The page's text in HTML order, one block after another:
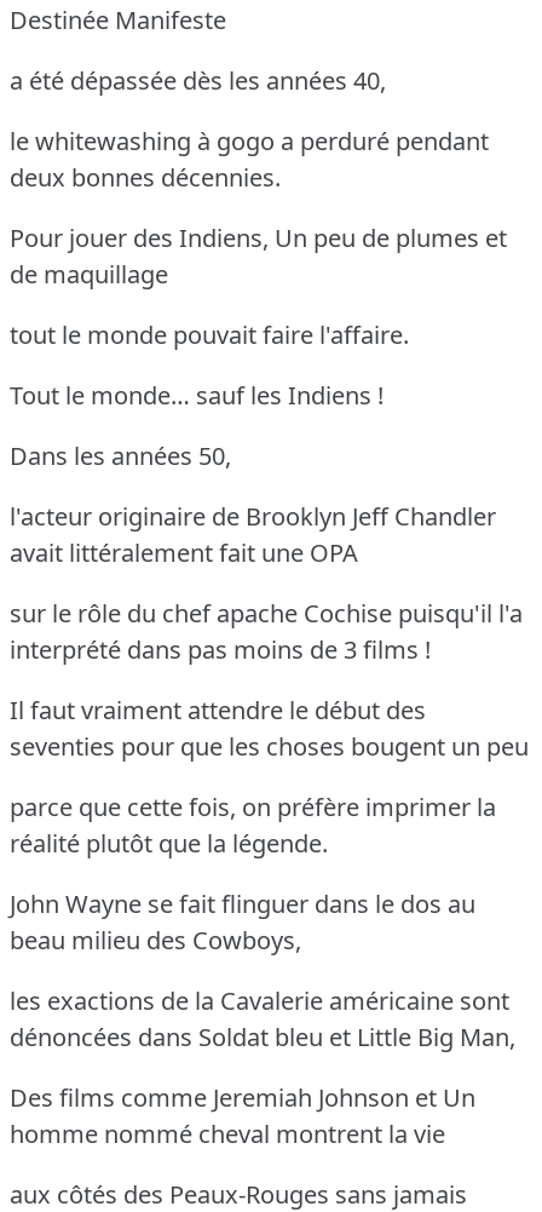
Destinée Manifeste
a été dépassée dès les années 40,
le whitewashing à gogo a perduré pendant
deux bonnes décennies.
Pour jouer des Indiens, Un peu de plumes et
de maquillage
tout le monde pouvait faire l'affaire.
Tout le monde… sauf les Indiens !
Dans les années 50,
l'acteur originaire de Brooklyn Jeff Chandler
avait littéralement fait une OPA
sur le rôle du chef apache Cochise puisqu'il l'a
interprété dans pas moins de 3 films !
Il faut vraiment attendre le début des
seventies pour que les choses bougent un peu
parce que cette fois, on préfère imprimer la
réalité plutôt que la légende.
John Wayne se fait flinguer dans le dos au
beau milieu des Cowboys,
les exactions de la Cavalerie américaine sont
dénoncées dans Soldat bleu et Little Big Man,
Des films comme Jeremiah Johnson et Un
homme nommé cheval montrent la vie
aux côtés des Peaux-Rouges sans jamais